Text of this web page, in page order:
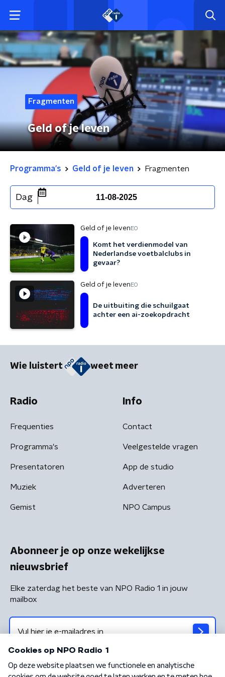
Fragmenten
Geld of je leven
Programma's Geld of je leven Fragmenten
Dag 11-08-2025
Geld of je leven EO
Komt het verdienmodel van
Nederlandse voetbalclubs in
gevaar?
Geld of je leven EO
De uitbuiting die schuilgaat
achter een ai-zoekopdracht
Wie luistert weet meer
Radio
Frequenties
Programma's
Presentatoren
Muziek
Gemist
Info
Contact
Veelgestelde vragen
App de studio
Adverteren
NPO Campus
Abonneer je op onze wekelijkse
nieuwsbrief
Elke zaterdag het beste van NPO Radio 1 in jouw
mailbox